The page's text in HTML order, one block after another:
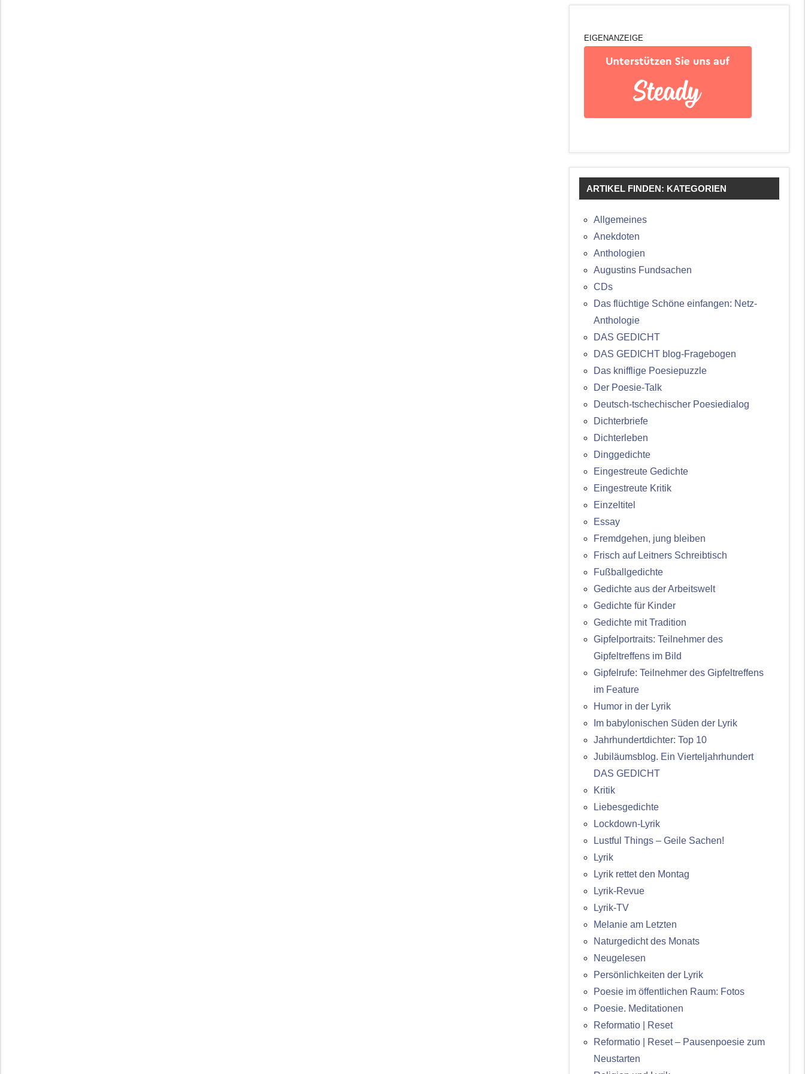
EIGENANZEIGE
ARTIKEL FINDEN: KATEGORIEN
Allgemeines
Anekdoten
Anthologien
Augustins Fundsachen
CDs
Das flüchtige Schöne einfangen: Netz-
Anthologie
DAS GEDICHT
DAS GEDICHT blog-Fragebogen
Das knifflige Poesiepuzzle
Der Poesie-Talk
Deutsch-tschechischer Poesiedialog
Dichterbriefe
Dichterleben
Dinggedichte
Eingestreute Gedichte
Eingestreute Kritik
Einzeltitel
Essay
Fremdgehen, jung bleiben
Frisch auf Leitners Schreibtisch
Fußballgedichte
Gedichte aus der Arbeitswelt
Gedichte für Kinder
Gedichte mit Tradition
Gipfelportraits: Teilnehmer des
Gipfeltreffens im Bild
Gipfelrufe: Teilnehmer des Gipfeltreffens
im Feature
Humor in der Lyrik
Im babylonischen Süden der Lyrik
Jahrhundertdichter: Top 10
Jubiläumsblog. Ein Vierteljahrhundert
DAS GEDICHT
Kritik
Liebesgedichte
Lockdown-Lyrik
Lustful Things – Geile Sachen!
Lyrik
Lyrik rettet den Montag
Lyrik-Revue
Lyrik-TV
Melanie am Letzten
Naturgedicht des Monats
Neugelesen
Persönlichkeiten der Lyrik
Poesie im öffentlichen Raum: Fotos
Poesie. Meditationen
Reformatio | Reset
Reformatio | Reset – Pausenpoesie zum
Neustarten